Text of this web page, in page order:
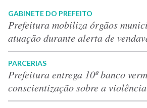
GABINETE DO PREFEITO
Prefeitura mobiliza órgãos
atuação durante alerta de
PARCERIAS
Prefeitura entrega 10º banco
conscientização sobre a